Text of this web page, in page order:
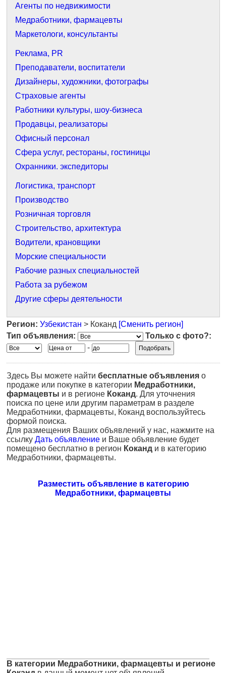
Агенты по недвижимости
Медработники, фармацевты
Маркетологи, консультанты
Реклама, PR
Преподаватели, воспитатели
Дизайнеры, художники, фотографы
Страховые агенты
Работники культуры, шоу-бизнеса
Продавцы, реализаторы
Офисный персонал
Сфера услуг, рестораны, гостиницы
Охранники. экспедиторы
Логистика, транспорт
Производство
Розничная торговля
Строительство, архитектура
Водители, крановщики
Морские специальности
Рабочие разных специальностей
Работа за рубежом
Другие сферы деятельности
Регион: Узбекистан > Коканд [Сменить регион]
Тип объявления:
Только с фото?:
-
Здесь Вы можете найти бесплатные объявления о
продаже или покупке в категории Медработники,
фармацевты и в регионе Коканд. Для уточнения
поиска по цене или другим параметрам в разделе
Медработники, фармацевты, Коканд воспользуйтесь
формой поиска.
Для размещения Ваших объявлений у нас, нажмите на
ссылку Дать объявление и Ваше объявление будет
помещено бесплатно в регион Коканд и в категорию
Медработники, фармацевты.
Разместить объявление в категорию
Медработники, фармацевты
В категории Медработники, фармацевты и регионе